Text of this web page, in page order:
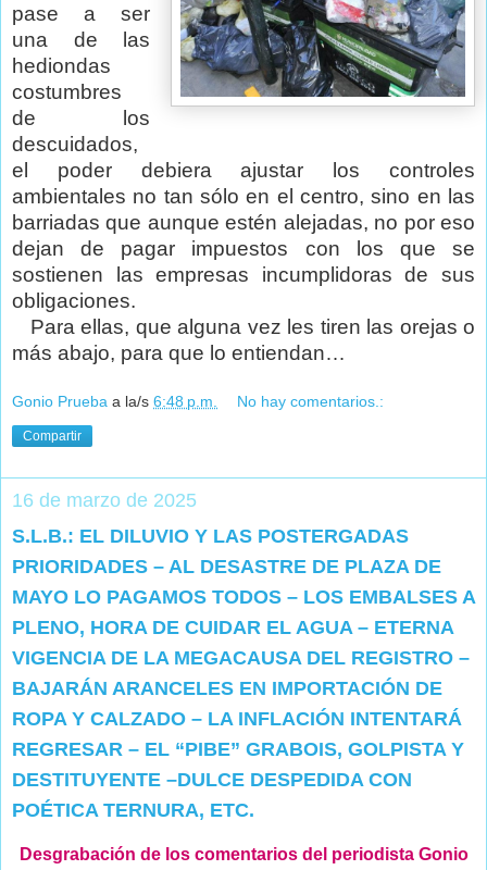
pase a ser
una de las
hediondas
costumbres
de los
descuidados,
el poder debiera ajustar los controles
ambientales no tan sólo en el centro, sino en las
barriadas que aunque estén alejadas, no por eso
dejan de pagar impuestos con los que se
sostienen las empresas incumplidoras de sus
obligaciones.
Para ellas, que alguna vez les tiren las orejas o
más abajo, para que lo entiendan…
Gonio Prueba a la/s 6:48 p.m. No hay comentarios.:
Compartir
16 de marzo de 2025
S.L.B.: EL DILUVIO Y LAS POSTERGADAS
PRIORIDADES – AL DESASTRE DE PLAZA DE
MAYO LO PAGAMOS TODOS – LOS EMBALSES A
PLENO, HORA DE CUIDAR EL AGUA – ETERNA
VIGENCIA DE LA MEGACAUSA DEL REGISTRO –
BAJARÁN ARANCELES EN IMPORTACIÓN DE
ROPA Y CALZADO – LA INFLACIÓN INTENTARÁ
REGRESAR – EL “PIBE” GRABOIS, GOLPISTA Y
DESTITUYENTE –DULCE DESPEDIDA CON
POÉTICA TERNURA, ETC.
Desgrabación de los comentarios del periodista Gonio